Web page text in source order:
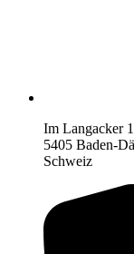
Im Langacker
5405 Baden-
Schweiz